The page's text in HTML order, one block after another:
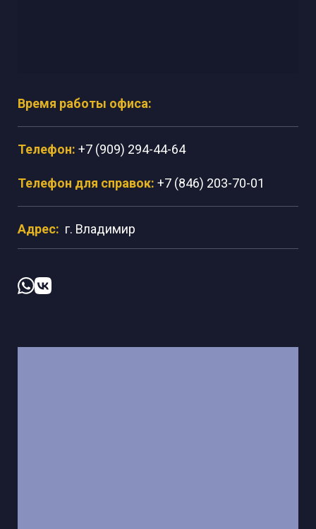
Время работы офиса:
Телефон: +7 (909) 294-44-64
Телефон для справок: +7 (846) 203-70-01
Адрес: г. Владимир